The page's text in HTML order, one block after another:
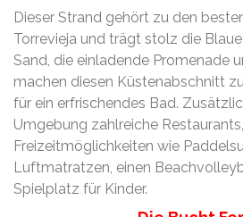
Dieser Strand gehört zu den
Torrevieja und trägt stolz die
Sand, die einladende Promenade
machen diesen Küstenabschnitt
für ein erfrischendes Bad.
Umgebung zahlreiche
Freizeitmöglichkeiten wie
Luftmatratzen, einen
Spielplatz für Kinder.